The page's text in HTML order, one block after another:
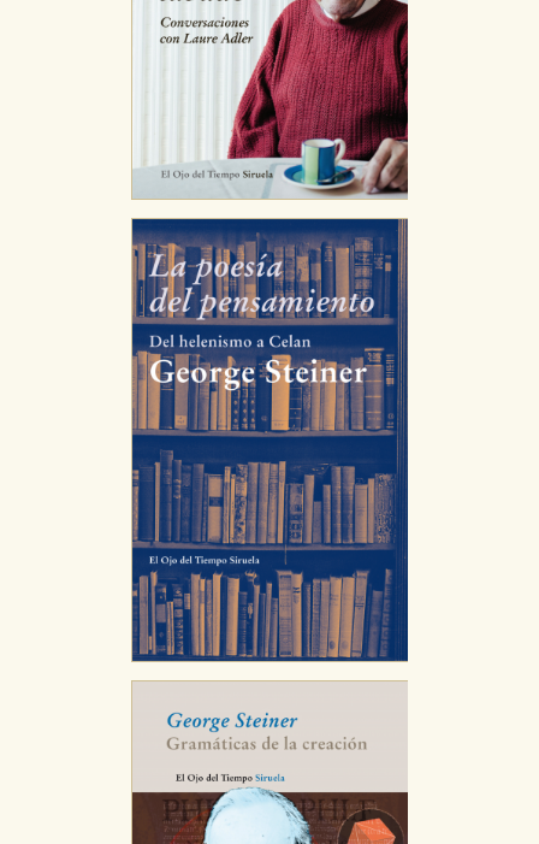
CONFIGURACIÓN DE COOKIES
HABILITAR TODO RECHAZAR TODO
Cookies necesarias
Estas cookies son necesarias para que nuestro sitio
web funcione y no es posible deshabilitarlas desde
nuestro sistema. Es posible hacerlo desde el
navegador, pero en ese caso es posible que algunas
áreas de nuestra web dejen de funcionar
correctamente.
Cookies de rendimiento y analíticas
de navegación y optimizar el funcionamiento de
nuestro sitio web. Almacenan configuraciones de
vez que nos visita. La información es agregada y, por lo
tanto, es anónima.
Cookies de publicidad y redes sociales